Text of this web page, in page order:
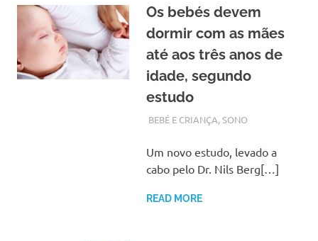
Os bebés devem
dormir com as mães
até aos três anos de
idade, segundo
estudo
JANEIRO 13, 2019
ADMIN
BEBÉ E CRIANÇA,SONO
Um novo estudo, levado a
cabo pelo Dr. Nils Berg[…]
READ MORE